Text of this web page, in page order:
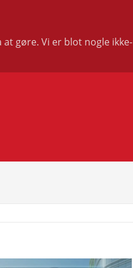
gøre. Vi er blot nogle ikke-